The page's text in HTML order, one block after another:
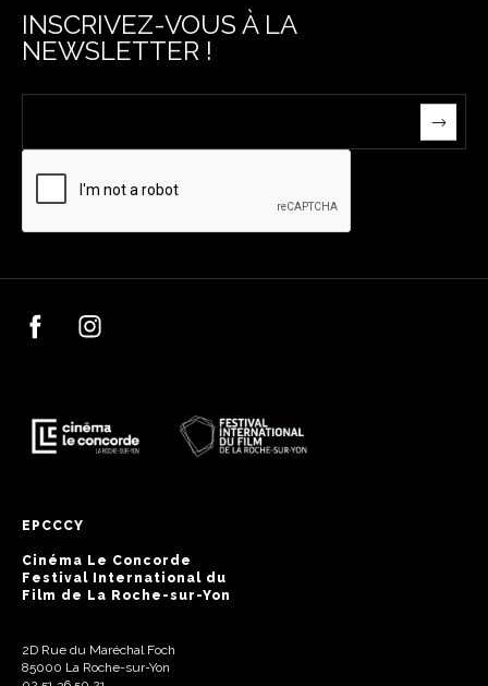
INSCRIVEZ-VOUS À LA
NEWSLETTER !
EPCCCY
Cinéma Le Concorde
Festival International du
Film de La Roche-sur-Yon
2D Rue du Maréchal Foch
85000 La Roche-sur-Yon